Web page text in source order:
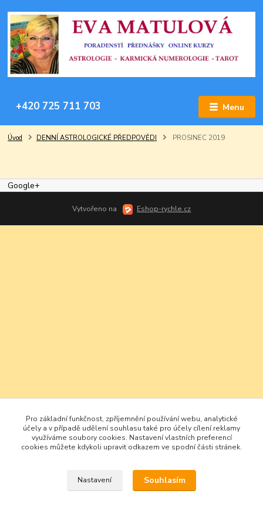
Menu
+420 725 711 703
Úvod DENNÍ ASTROLOGICKÉ PŘEDPOVĚDI PROSINEC 2019
Google+
Vytvořeno na Eshop-rychle.cz
Pro základní funkčnost, zpříjemnění používání webu, analytické
účely a v případě udělení souhlasu také pro účely cílení reklamy
využíváme soubory cookies. Nastavení vlastních preferencí
cookies můžete kdykoli upravit odkazem ve spodní části stránek.
Nastavení Souhlasím